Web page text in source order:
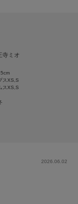
寺ミオ
スXS,S
スXS,S
2026.06.02